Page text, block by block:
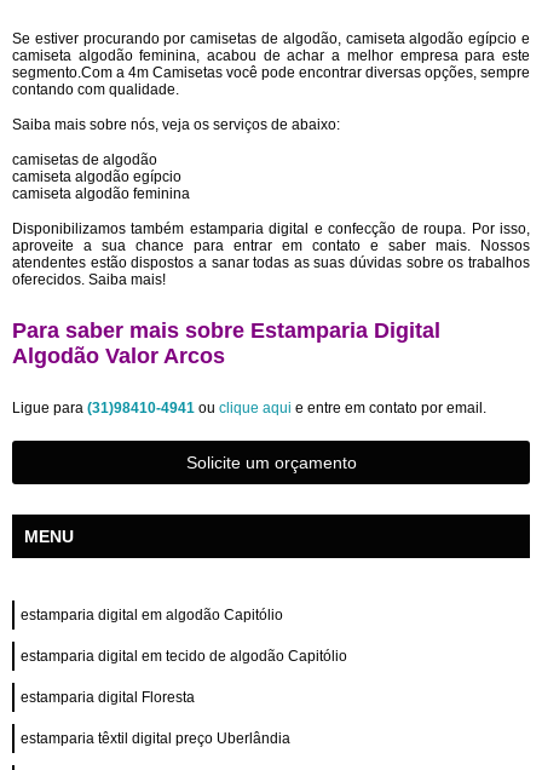
Se estiver procurando por camisetas de algodão, camiseta algodão egípcio e
camiseta algodão feminina, acabou de achar a melhor empresa para este
segmento.Com a 4m Camisetas você pode encontrar diversas opções, sempre
contando com qualidade.
Saiba mais sobre nós, veja os serviços de abaixo:
camisetas de algodão
camiseta algodão egípcio
camiseta algodão feminina
Disponibilizamos também estamparia digital e confecção de roupa. Por isso,
aproveite a sua chance para entrar em contato e saber mais. Nossos
atendentes estão dispostos a sanar todas as suas dúvidas sobre os trabalhos
oferecidos. Saiba mais!
Para saber mais sobre Estamparia Digital
Algodão Valor Arcos
Ligue para (31)98410-4941 ou clique aqui e entre em contato por email.
Solicite um orçamento
MENU
estamparia digital em algodão Capitólio
estamparia digital em tecido de algodão Capitólio
estamparia digital Floresta
estamparia têxtil digital preço Uberlândia